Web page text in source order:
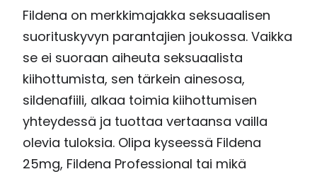
Fildena on merkkimajakka seksuaalisen
suorituskyvyn parantajien joukossa. Vaikka
se ei suoraan aiheuta seksuaalista
kiihottumista, sen tärkein ainesosa,
sildenafiili, alkaa toimia kiihottumisen
yhteydessä ja tuottaa vertaansa vailla
olevia tuloksia. Olipa kyseessä Fildena
25mg, Fildena Professional tai mikä